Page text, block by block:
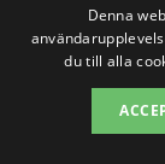
Råneå
Denna
du till alla